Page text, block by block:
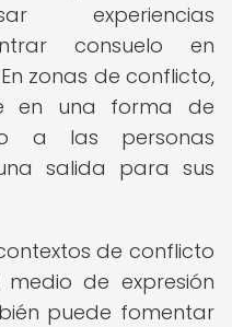
experiencias
consuelo en
zonas de conflicto,
en una forma de
a las personas
salida para sus
de conflicto
de expresión
puede fomentar